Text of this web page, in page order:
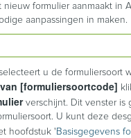
formulier aanmaakt in
aanpassingen in maken.
u de formuliersoort
[formuliersoortcode]
verschijnt. Dit venster is
U kunt deze
hoofdstuk ' Basisgegevens